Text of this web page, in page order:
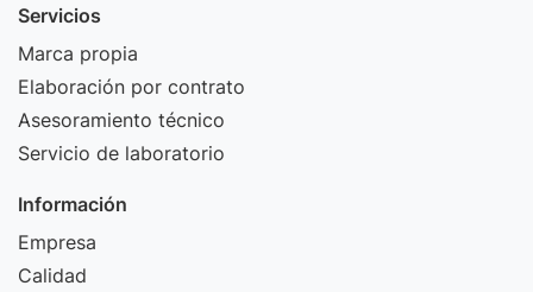
Servicios
Marca propia
Elaboración por contrato
Asesoramiento técnico
Servicio de laboratorio
Información
Empresa
Calidad